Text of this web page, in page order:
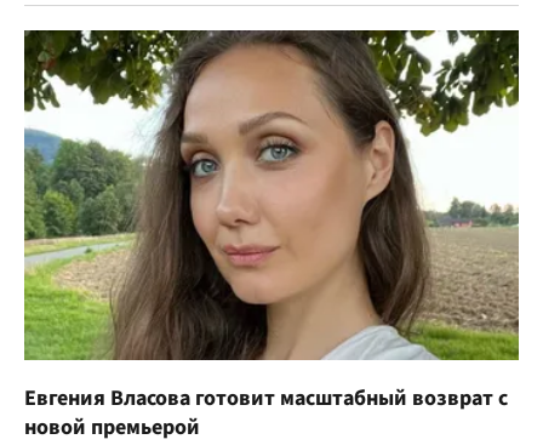
Евгения Власова готовит масштабный возврат с
новой премьерой